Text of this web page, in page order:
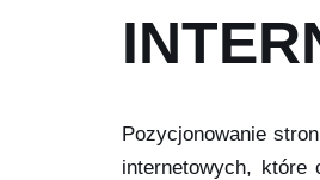
Pozycjonowanie
internetowych, które